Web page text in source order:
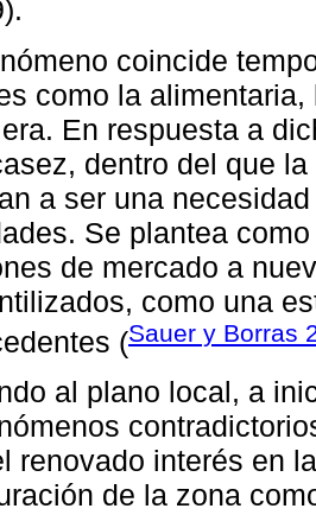
coincide
como la
En respuesta a
dentro del que
a ser una
Se plantea
de mercado a
como una
(Sauer y Borras
al plano local, a
renovado interés en
de la zona